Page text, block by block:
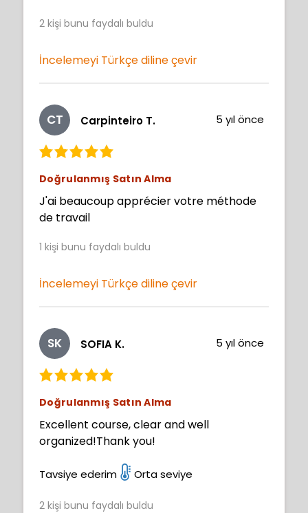
2 kişi bunu faydalı buldu
İncelemeyi Türkçe diline çevir
CT Carpinteiro T. 5 yıl önce
Doğrulanmış Satın Alma
J'ai beaucoup apprécier votre méthode
de travail
1 kişi bunu faydalı buldu
İncelemeyi Türkçe diline çevir
SK SOFIA K. 5 yıl önce
Doğrulanmış Satın Alma
Excellent course, clear and well
organized!Thank you!
Tavsiye ederim Orta seviye
2 kişi bunu faydalı buldu